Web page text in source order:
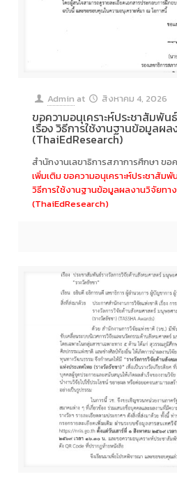
Admin at สิงหาคม 4, 2026
ขอความอนุเคราะห์ประชาสัมพัน
เรื่อง วิธีการใช้งานฐานข้อมูลผ
(ThaiEdResearch)
สำนักงานเลขาธิการสภาการศึกษา ขอ
เพิ่มเติมขอความอนุเคราะห์ประชาสัม
วิธีการใช้งานฐานข้อมูลผลงานวิจัยทา
(ThaiEdResearch)